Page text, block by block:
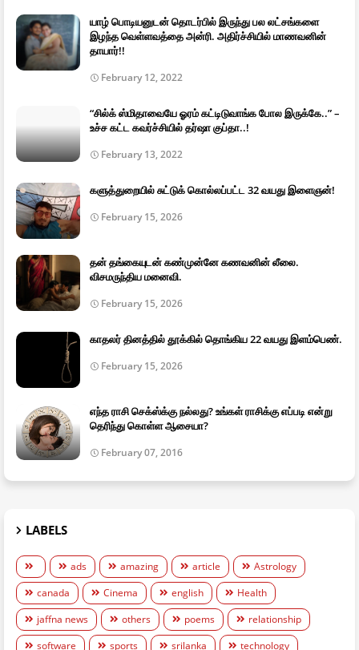
யாழ் பொடியனுடன் தொடர்பில் இருந்து பல லட்சங்களை
இழந்த வெள்ளவத்தை அன்ரி. அதிர்ச்சியில் மாணவனின்
தாயார்!!
February 12, 2022
“சில்க் ஸ்மிதாவையே ஓரம் கட்டிடுவாங்க போல இருக்கே..” –
உச்ச கட்ட கவர்ச்சியில் தர்ஷா குப்தா..!
February 13, 2022
களுத்துறையில் சுட்டுக் கொல்லப்பட்ட 32 வயது இளைஞன்!
February 15, 2026
தன் தங்கையுடன் கண்முன்னே கணவனின் லீலை.
விசமருந்திய மனைவி.
February 15, 2026
காதலர் தினத்தில் தூக்கில் தொங்கிய 22 வயது இளம்பெண்.
February 15, 2026
எந்த ராசி செக்ஸ்க்கு நல்லது? உங்கள் ராசிக்கு எப்படி என்று
தெரிந்து கொள்ள ஆசையா?
February 07, 2016
LABELS
ads amazing article
Astrology
canada
Cinema english
Health
jaffna news
others poems
relationship
software
sports srilanka technology